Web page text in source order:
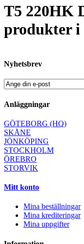
T5 220HK
produkter i
Nyhetsbrev
Anläggningar
GÖTEBORG (HQ)
SKÅNE
JÖNKÖPING
STOCKHOLM
ÖREBRO
STORVIK
Mitt konto
Mina beställningar
Mina krediteringar
Mina uppgifter